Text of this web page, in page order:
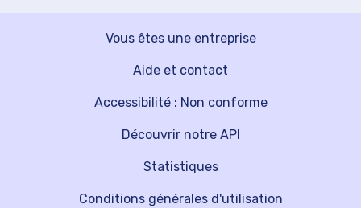
Vous êtes une entreprise
Découvrir notre API
Aide et contact
Statistiques
Accessibilité : Non conforme
Conditions générales d'utilisation